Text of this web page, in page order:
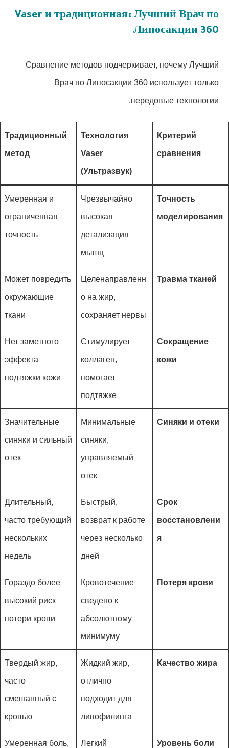
Vaser и традиционная: Лучший Врач по
Липосакции 360
Сравнение методов подчеркивает, почему Лучший
Врач по Липосакции 360 использует только
передовые технологии.
Критерий
сравнения
Технология
Vaser
(Ультразвук)
Традиционный
метод
Точность
моделирования
Чрезвычайно
высокая
детализация
мышц
Умеренная и
ограниченная
точность
Травма тканей
Целенаправленн
о на жир,
сохраняет нервы
Может повредить
окружающие
ткани
Сокращение
кожи
Стимулирует
коллаген,
помогает
подтяжке
Нет заметного
эффекта
подтяжки кожи
Синяки и отеки
Минимальные
синяки,
управляемый
отек
Значительные
синяки и сильный
отек
Срок
восстановлени
я
Быстрый,
возврат к работе
через несколько
дней
Длительный,
часто требующий
нескольких
недель
Потеря крови
Кровотечение
сведено к
абсолютному
минимуму
Гораздо более
высокий риск
потери крови
Качество жира
Жидкий жир,
отлично
подходит для
липофилинга
Твердый жир,
часто
смешанный с
кровью
Уровень боли
Легкий
Умеренная боль,